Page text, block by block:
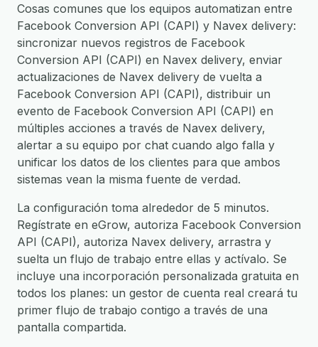
Cosas comunes que los equipos automatizan entre
Facebook Conversion API (CAPI) y Navex delivery:
sincronizar nuevos registros de Facebook
Conversion API (CAPI) en Navex delivery, enviar
actualizaciones de Navex delivery de vuelta a
Facebook Conversion API (CAPI), distribuir un
evento de Facebook Conversion API (CAPI) en
múltiples acciones a través de Navex delivery,
alertar a su equipo por chat cuando algo falla y
unificar los datos de los clientes para que ambos
sistemas vean la misma fuente de verdad.
La configuración toma alrededor de 5 minutos.
Regístrate en eGrow, autoriza Facebook Conversion
API (CAPI), autoriza Navex delivery, arrastra y
suelta un flujo de trabajo entre ellas y actívalo. Se
incluye una incorporación personalizada gratuita en
todos los planes: un gestor de cuenta real creará tu
primer flujo de trabajo contigo a través de una
pantalla compartida.